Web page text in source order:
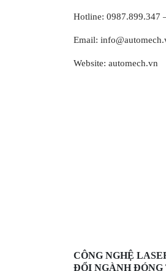
Hotline: 0987.899.347
Email:
Website: automech.vn
CÔNG NGHỆ
ĐỔI NGÀNH ĐÓNG